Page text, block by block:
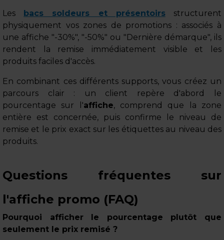
Les bacs soldeurs et présentoirsstructurent
physiquement vos zones de promotions : associés à
une affiche "-30%", "-50%" ou "Dernière démarque", ils
rendent la remise immédiatement visible et les
produits faciles d'accès.
En combinant ces différents supports, vous créez un
parcours clair : un client repère d'abord le
pourcentage sur l'affiche, comprend que la zone
entière est concernée, puis confirme le niveau de
remise et le prix exact sur les étiquettes au niveau des
produits.
Questions fréquentes sur
l'affiche promo (FAQ)
Pourquoi afficher le pourcentage plutôt que
seulement le prix remisé ?